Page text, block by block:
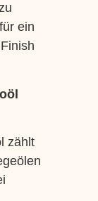
ein
zählt